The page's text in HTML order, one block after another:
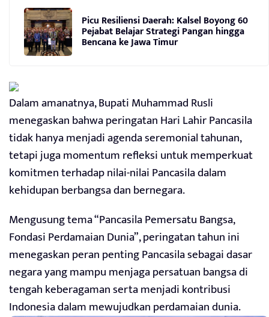
Picu Resiliensi Daerah: Kalsel Boyong 60
Pejabat Belajar Strategi Pangan hingga
Bencana ke Jawa Timur
Dalam amanatnya, Bupati Muhammad Rusli
menegaskan bahwa peringatan Hari Lahir Pancasila
tidak hanya menjadi agenda seremonial tahunan,
tetapi juga momentum refleksi untuk memperkuat
komitmen terhadap nilai-nilai Pancasila dalam
kehidupan berbangsa dan bernegara.
Mengusung tema “Pancasila Pemersatu Bangsa,
Fondasi Perdamaian Dunia”, peringatan tahun ini
menegaskan peran penting Pancasila sebagai dasar
negara yang mampu menjaga persatuan bangsa di
tengah keberagaman serta menjadi kontribusi
Indonesia dalam mewujudkan perdamaian dunia.